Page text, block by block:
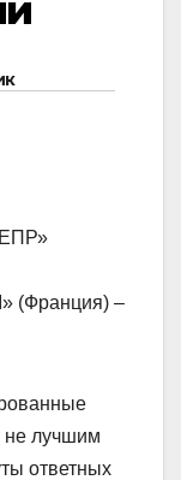
(Франция) –
лучшим
ответных